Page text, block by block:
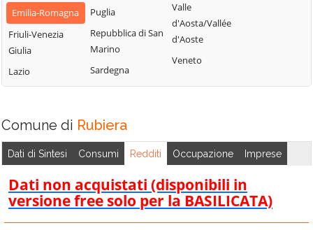
Emilia-Romagna
Friuli-Venezia
Giulia
Lazio
Puglia
Repubblica di San
Marino
Sardegna
Valle
d'Aosta/Vallée
d'Aoste
Veneto
Comune di Rubiera
Dati di Sintesi Consumi Redditi Occupazione Imprese
Dati non acquistati (disponibili in
versione free solo per la BASILICATA)